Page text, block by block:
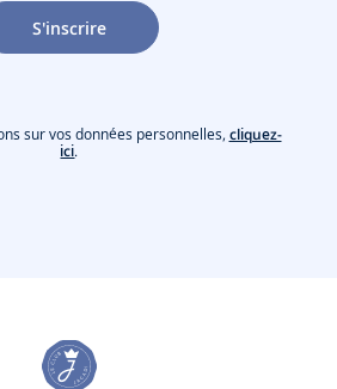
S'inscrire
sur vos données personnelles, cliquez-
ici.